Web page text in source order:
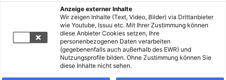
Anzeige externer Inhalte
Wir zeigen Inhalte (Text, Video, Bilder) via Drittanbieter
wie Youtube, Issuu etc. Mit Ihrer Zustimmung können
diese Anbieter Cookies setzen, Ihre
personenbezogenen Daten verarbeiten
(gegebenenfalls auch außerhalb des EWR) und
Nutzungsprofile bilden. Ohne Zustimmung können Sie
diese Inhalte nicht sehen.